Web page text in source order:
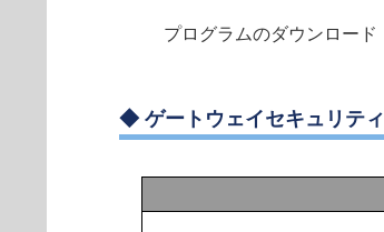
プログラムのダウンロード
◆ ゲートウェイセキュリティ